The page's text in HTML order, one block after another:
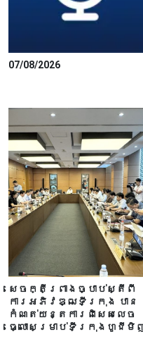
07/08/2026
សេចក្តីព្រាងច្បាប់ស្តីពី
ការអភិវឌ្ឍទីក្រុង បាន​
កំណត់យន្តការពិសេសលេច
ធ្លោសម្រាប់ទីក្រុងហូជីមិ